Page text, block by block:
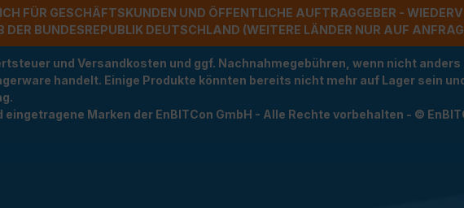
FÜR GESCHÄFTSKUNDEN UND ÖFFENTLICHE AUFTRAGGEBER -
BUNDESREPUBLIK DEUTSCHLAND (WEITERE LÄNDER NUR AUF ANFRAGE)
und Versandkosten und ggf. Nachnahmegebühren, wenn nicht
handelt. Einige Produkte könnten bereits nicht mehr auf Lager sein
eingetragene Marken der EnBITCon GmbH - Alle Rechte vorbehalten - ©